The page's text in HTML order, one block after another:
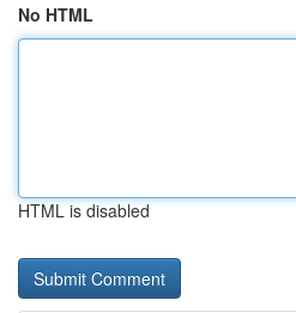
No HTML
HTML is disabled